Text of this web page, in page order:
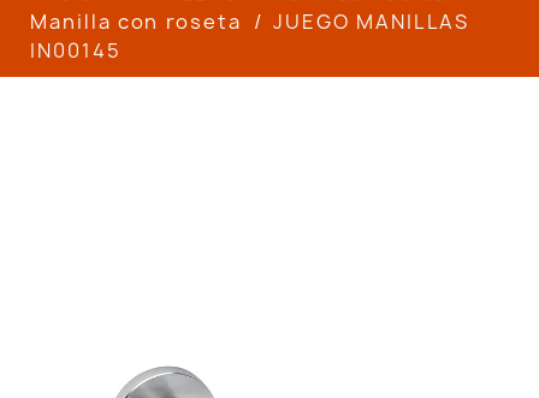
Manilla con roseta
JUEGO MANILLAS
IN00145